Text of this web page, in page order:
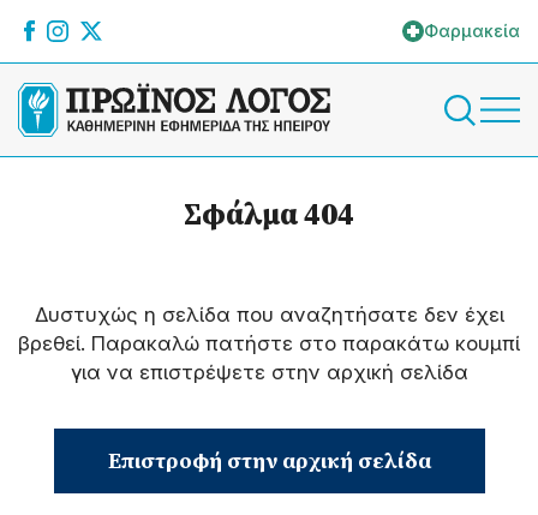
Φαρμακεία
Σφάλμα 404
Δυστυχώς η σελίδα που αναζητήσατε δεν έχει
βρεθεί. Παρακαλώ πατήστε στο παρακάτω κουμπί
για να επιστρέψετε στην αρχική σελίδα
Επιστροφή στην αρχική σελίδα